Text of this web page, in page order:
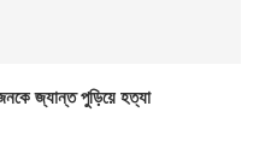
জ্যান্ত পুড়িয়ে হত্যা